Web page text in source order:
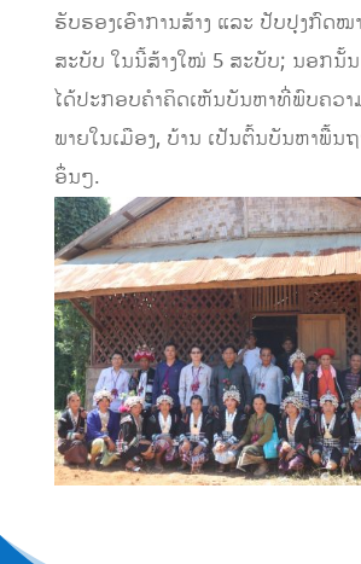
ຮັບຮອງເອົາການສ້າງ ແລະ ປັບປຸງກົດໝ
ສະບັບ ໃນນີ້ສ້າງໃໝ່ 5 ສະບັບ; ນອກນັ້
ໄດ້ປະກອບຄໍາຄິດເຫັນບັນຫາທີ່ພົບຄວາ
ພາຍໃນເມືອງ, ບ້ານ ເປັນຕົ້ນບັນຫາພື້ນຖ
ອຶ່ນໆ.